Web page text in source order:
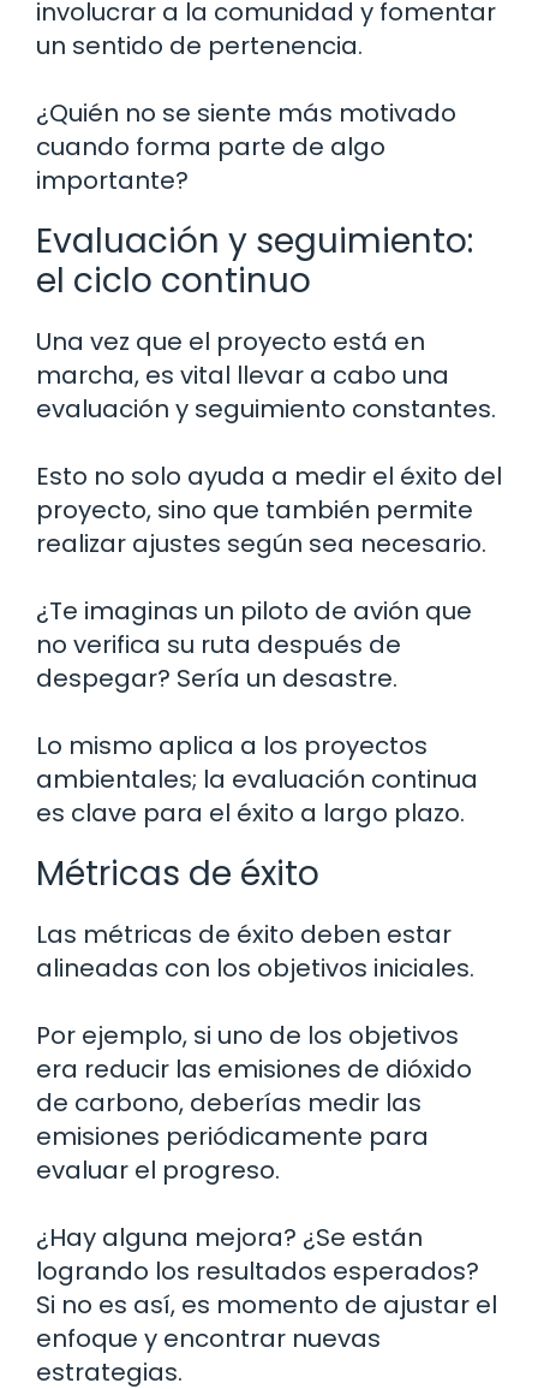
involucrar a la comunidad y fomentar
un sentido de pertenencia.
¿Quién no se siente más motivado
cuando forma parte de algo
importante?
Evaluación y seguimiento:
el ciclo continuo
Una vez que el proyecto está en
marcha, es vital llevar a cabo una
evaluación y seguimiento constantes.
Esto no solo ayuda a medir el éxito del
proyecto, sino que también permite
realizar ajustes según sea necesario.
¿Te imaginas un piloto de avión que
no verifica su ruta después de
despegar? Sería un desastre.
Lo mismo aplica a los proyectos
ambientales; la evaluación continua
es clave para el éxito a largo plazo.
Métricas de éxito
Las métricas de éxito deben estar
alineadas con los objetivos iniciales.
Por ejemplo, si uno de los objetivos
era reducir las emisiones de dióxido
de carbono, deberías medir las
emisiones periódicamente para
evaluar el progreso.
¿Hay alguna mejora? ¿Se están
logrando los resultados esperados?
Si no es así, es momento de ajustar el
enfoque y encontrar nuevas
estrategias.